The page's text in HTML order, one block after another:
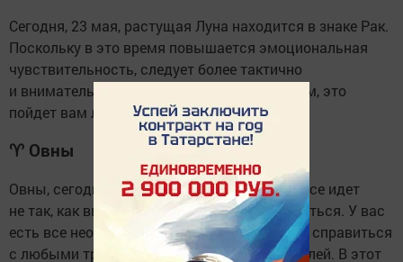
Сегодня, 23 мая, растущая Луна находится в знаке Рак.
Поскольку в это время повышается эмоциональная
чувствительность, следует более тактично
и внимательно относиться к близким людям, это
пойдет вам лишь на пользу.
♈ Овны
Овны, сегодня вам может показаться, что все идет
не так, как вы ожидали, но не стоит отчаиваться. У вас
есть все необходимые инструменты, чтобы справиться
с любыми трудностями и достичь своих целей. В этот